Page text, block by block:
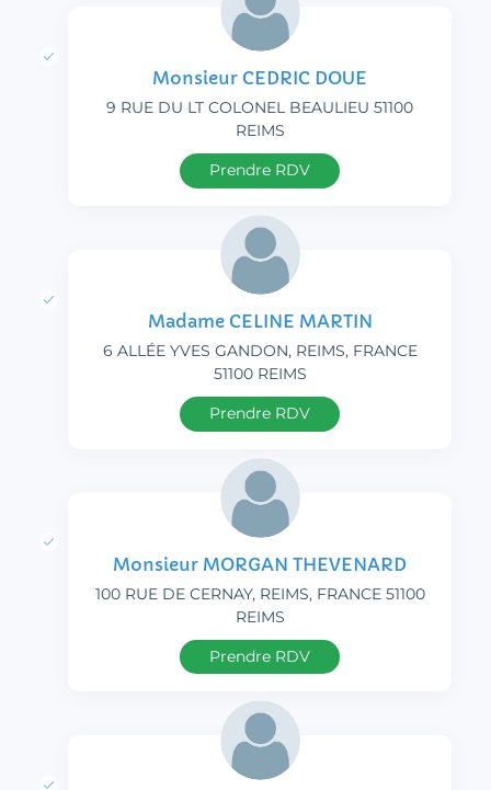
Monsieur CEDRIC DOUE
9 RUE DU LT COLONEL BEAULIEU 51100
REIMS
Prendre RDV
Madame CELINE MARTIN
6 ALLÉE YVES GANDON, REIMS, FRANCE
51100 REIMS
Prendre RDV
Monsieur MORGAN THEVENARD
100 RUE DE CERNAY, REIMS, FRANCE 51100
REIMS
Prendre RDV